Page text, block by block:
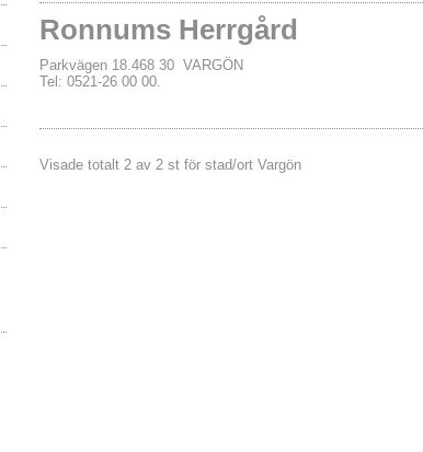
Ronnums Herrgård
Parkvägen 18.468 30 VARGÖN
Tel: 0521-26 00 00.
Visade totalt 2 av 2 st för stad/ort Vargön